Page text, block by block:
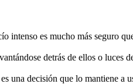
intenso es mucho más seguro
detrás de ellos o luces
una decisión que lo mantiene a